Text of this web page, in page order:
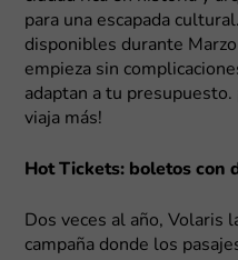
para una escapada
disponibles durante
empieza sin
adaptan a tu presupuesto.
viaja más!
Hot Tickets: boletos con
Dos veces al año, Volaris
campaña donde los